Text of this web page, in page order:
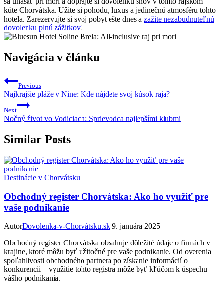
kúte Chorvátska. Užite si pohodu, luxus a jedinečnú atmosféru tohto
hotela. Zarezervujte si svoj pobyt ešte dnes a zažite nezabudnuteľnú
dovolenku plnú zážitkov!
Navigácia v článku
Previous
Najkrajšie pláže v Nine: Kde nájdete svoj kúsok raja?
Next
Nočný život vo Vodiciach: Sprievodca najlepšími klubmi
Similar Posts
Destinácie v Chorvátsku
Obchodný register Chorvátska: Ako ho využiť pre
vaše podnikanie
AutorDovolenka-v-Chorvátsku.sk 9. januára 2025
Obchodný register Chorvátska obsahuje dôležité údaje o firmách v
krajine, ktoré môžu byť užitočné pre vaše podnikanie. Od overenia
spoľahlivosti obchodného partnera po získanie informácií o
konkurencii – využitie tohto registra môže byť kľúčom k úspechu
vášho podnikania.